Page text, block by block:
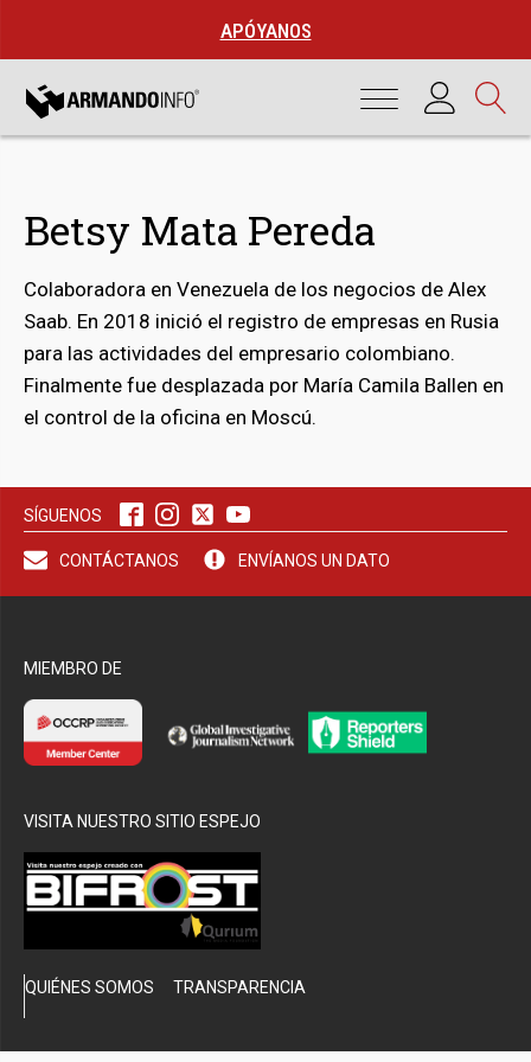
APÓYANOS
Betsy Mata Pereda
Colaboradora en Venezuela de los negocios de Alex
Saab. En 2018 inició el registro de empresas en Rusia
para las actividades del empresario colombiano.
Finalmente fue desplazada por María Camila Ballen en
el control de la oficina en Moscú.
SÍGUENOS
CONTÁCTANOS ENVÍANOS UN DATO
MIEMBRO DE
VISITA NUESTRO SITIO ESPEJO
QUIÉNES SOMOS TRANSPARENCIA